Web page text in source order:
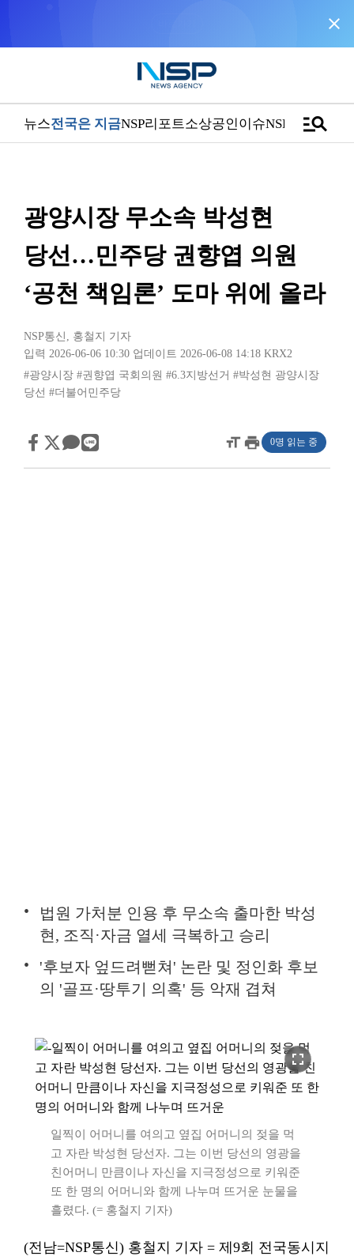
close
뉴스전국은 지금NSP리포트소상공인이슈NSPTVmanage_search
광양시장 무소속 박성현
당선…민주당 권향엽 의원
‘공천 책임론’ 도마 위에 올라
NSP통신 , 홍철지 기자
입력 2026-06-06 10:30 업데이트 2026-06-08 14:18 KRX2
#광양시장 #권향엽 국회의원 #6.3지방선거 #박성현 광양시장
당선 #더불어민주당
format_sizeprint 0명 읽는 중
법원 가처분 인용 후 무소속 출마한 박성
현, 조직·자금 열세 극복하고 승리
'후보자 엎드려뻗쳐' 논란 및 정인화 후보
의 '골프·땅투기 의혹' 등 악재 겹쳐
fullscreen
일찍이 어머니를 여의고 옆집 어머니의 젖을 먹
고 자란 박성현 당선자. 그는 이번 당선의 영광을
친어머니 만큼이나 자신을 지극정성으로 키워준
또 한 명의 어머니와 함께 나누며 뜨거운 눈물을
흘렸다. (= 홍철지 기자)
(전남=NSP통신) 홍철지 기자 = 제9회 전국동시지